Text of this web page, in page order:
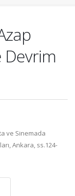
Devrim
ve Sinemada
Ankara, ss.124-